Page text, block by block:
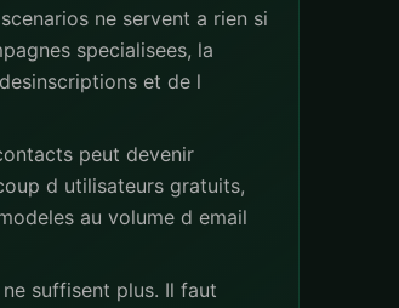
ne servent a rien si
specialisees, la
et de l
peut devenir
d utilisateurs gratuits,
au volume d email
suffisent plus. Il faut